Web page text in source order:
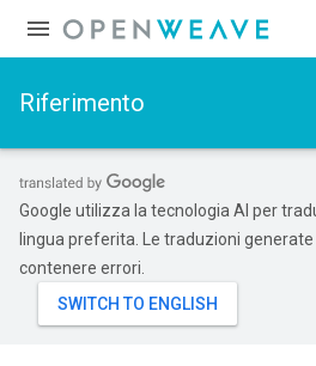
Riferimento
Google utilizza la tecnologia AI per
lingua preferita. Le traduzioni
contenere errori.